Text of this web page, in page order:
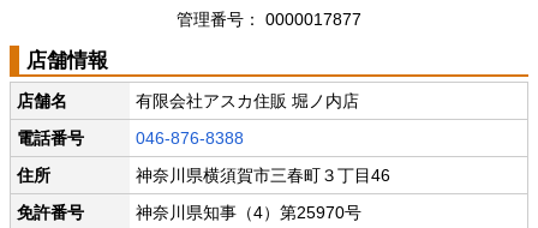
管理番号： 0000017877
店舗情報
店舗名
有限会社アスカ住販 堀ノ内店
電話番号
046-876-8388
住所
神奈川県横須賀市三春町３丁目46
免許番号
神奈川県知事（4）第25970号